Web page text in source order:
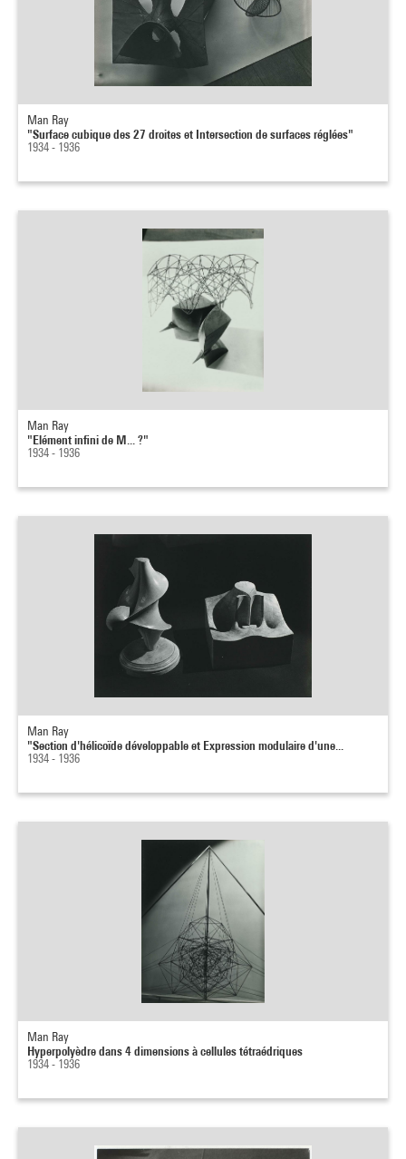
Man Ray
"Surface cubique des 27 droites et Intersection de surfaces réglées"
1934 - 1936
Man Ray
"Elément infini de M... ?"
1934 - 1936
Man Ray
"Section d'hélicoïde développable et Expression modulaire d'une...
1934 - 1936
Man Ray
Hyperpolyèdre dans 4 dimensions à cellules tétraédriques
1934 - 1936